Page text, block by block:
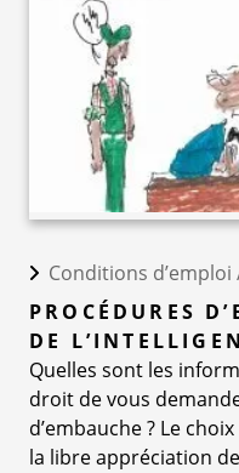
Conditions d’emploi
PROCÉDURES
DE
Quelles sont les
droit de vous
d’embauche ? Le
la libre appréciation